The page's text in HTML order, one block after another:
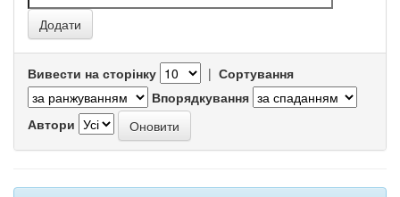
Вивести на сторінку | Сортування
Впорядкування
Автори